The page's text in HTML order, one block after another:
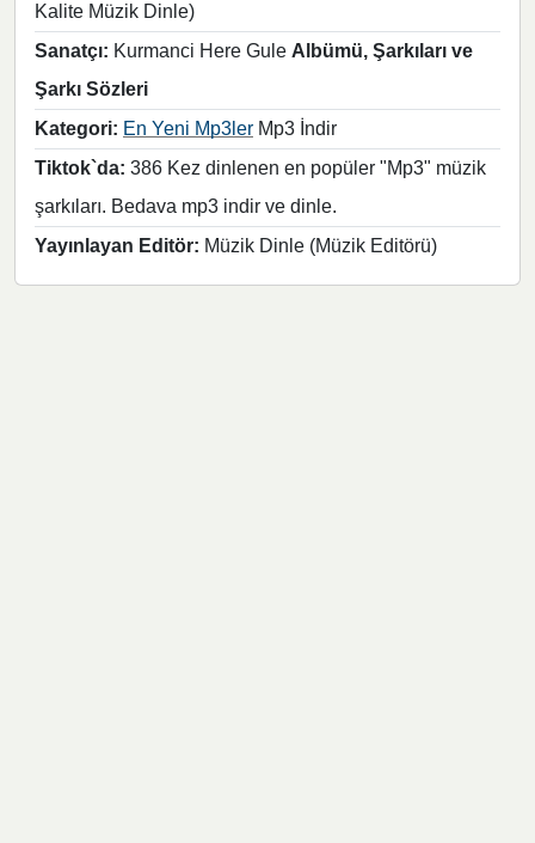
Kalite Müzik Dinle)
Sanatçı: Kurmanci Here Gule Albümü, Şarkıları ve
Şarkı Sözleri
Kategori: En Yeni Mp3ler Mp3 İndir
Tiktok`da: 386 Kez dinlenen en popüler "Mp3" müzik
şarkıları. Bedava mp3 indir ve dinle.
Yayınlayan Editör: Müzik Dinle (Müzik Editörü)